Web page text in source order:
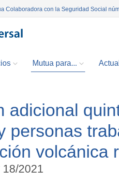
Colaboradora con la Seguridad Social
Mutua para...
adicional
personas
volcánica
2021